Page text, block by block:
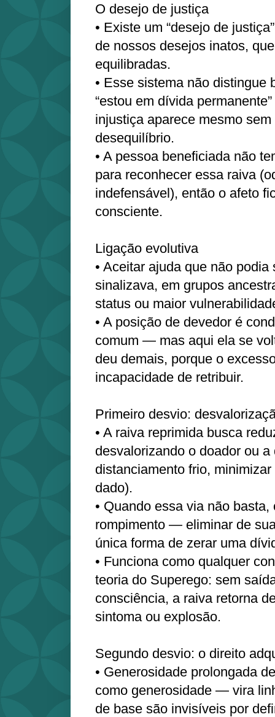
O desejo de justiça
• Existe um “desejo de
de nossos desejos inatos,
equilibradas.
• Esse sistema não distingue
“estou em dívida
injustiça aparece mesmo
desequilíbrio.
• A pessoa beneficiada não
para reconhecer essa raiva
indefensável), então o afeto
consciente.
Ligação evolutiva
• Aceitar ajuda que não podia
sinalizava, em grupos
status ou maior
• A posição de devedor é
comum — mas aqui ela se
deu demais, porque o
incapacidade de retribuir.
Primeiro desvio:
• A raiva reprimida busca
desvalorizando o doador ou
distanciamento frio,
dado).
• Quando essa via não
rompimento — eliminar de
única forma de zerar uma
• Funciona como qualquer
teoria do Superego: sem
consciência, a raiva retorna
sintoma ou explosão.
Segundo desvio: o direito
• Generosidade prolongada
como generosidade — vira
de base são invisíveis por